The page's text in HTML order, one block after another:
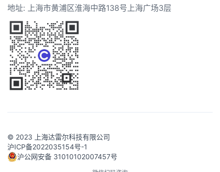
地址: 上海市黄浦区淮海中路138号上海广场3层
© 2023 上海达雷尔科技有限公司
沪ICP备2022035154号-1
沪公网安备 31010102007457号